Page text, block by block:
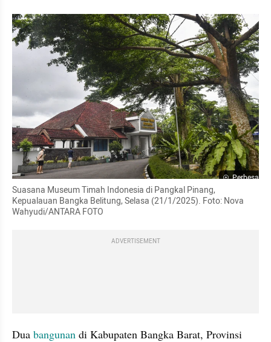
Perbesar
Suasana Museum Timah Indonesia di Pangkal Pinang,
Kepualauan Bangka Belitung, Selasa (21/1/2025). Foto: Nova
Wahyudi/ANTARA FOTO
ADVERTISEMENT
Dua bangunan di Kabupaten Bangka Barat, Provinsi